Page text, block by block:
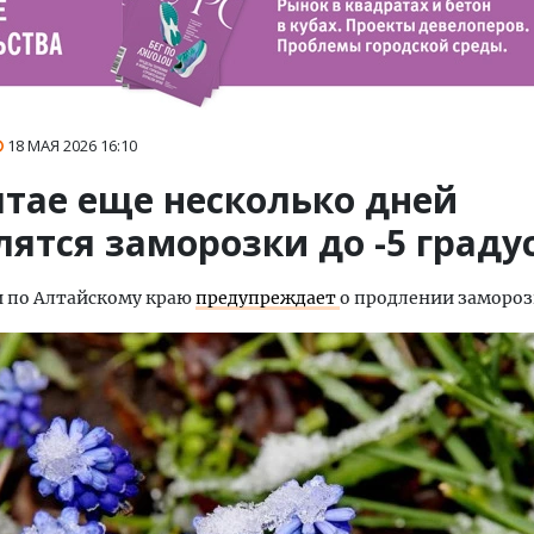
18 МАЯ 2026 16:10
еще несколько дней
заморозки до -5
по Алтайскому краюпредупреждаето продлении